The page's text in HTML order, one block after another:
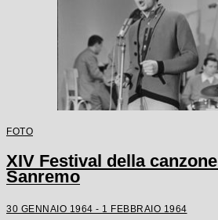
FOTO
XIV Festival della
Sanremo
30 GENNAIO 1964 - 1 FEBBRAIO 1964